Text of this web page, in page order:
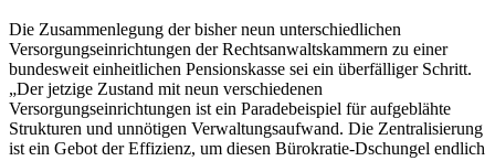
Die Zusammenlegung der bisher neun unterschiedlichen
Versorgungseinrichtungen der Rechtsanwaltskammern zu einer
bundesweit einheitlichen Pensionskasse sei ein überfälliger Schritt.
„Der jetzige Zustand mit neun verschiedenen
Versorgungseinrichtungen ist ein Paradebeispiel für aufgeblähte
Strukturen und unnötigen Verwaltungsaufwand. Die Zentralisierung
ist ein Gebot der Effizienz, um diesen Bürokratie-Dschungel endlich